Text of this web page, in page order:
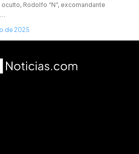
Rodolfo “N”, excomandante
de 2025